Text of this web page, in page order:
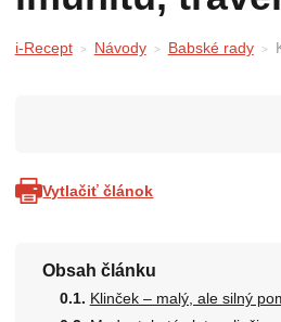
i-Recept Návody Babské rady
Vytlačiť článok
Obsah článku
Klinček – malý, ale silný